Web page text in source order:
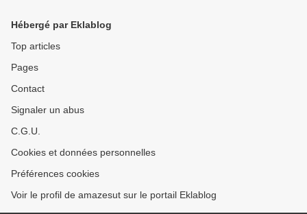
coeur
Hébergé par Eklablog
Top articles
Pages
Contact
Signaler un abus
C.G.U.
Cookies et données personnelles
Préférences cookies
Voir le profil de amazesut sur le portail Eklablog